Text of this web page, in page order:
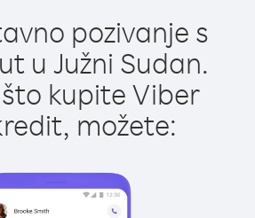
pozivanje s
u Južni Sudan.
kupite Viber
možete: